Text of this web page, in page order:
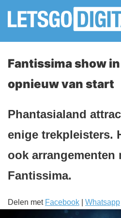
Fantissima show
opnieuw van start
Phantasialand
enige trekpleisters.
ook arrangementen
Fantissima.
Delen met Facebook Whatsapp